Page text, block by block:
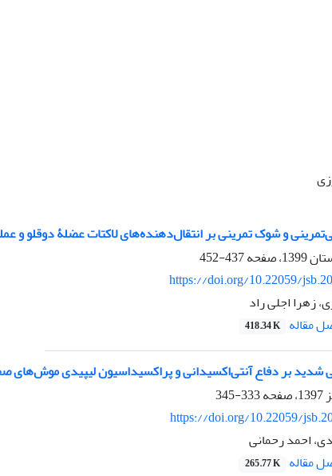
و شوک تمرینی بر انتقال‌دهنده‌های لاکتات عضلۀ دوقلو
437-452
https://doi.org/10.22059/
زهرا اجلی راد
مقاله 418.34 K
شدید بر دفاع آنتی‌اکسیدانی و پراکسیداسیون لیپیدی موش‌های
333-345
https://doi.org/10.22059/
احمد رحمانی
مقاله 265.77 K